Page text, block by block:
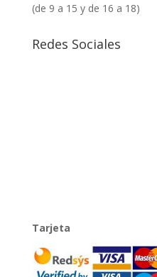
(de 9 a 15 y de 16 a 18)
Redes Sociales
Tarjeta